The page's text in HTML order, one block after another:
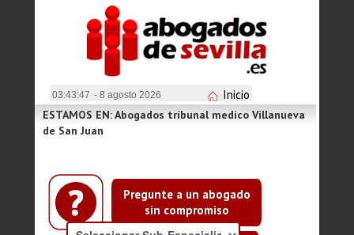
03:43:47 - 8 agosto 2026 Inicio
Pregunte a un abogado
sin compromiso
ESTAMOS EN: Abogados tribunal medico Villanueva
de San Juan